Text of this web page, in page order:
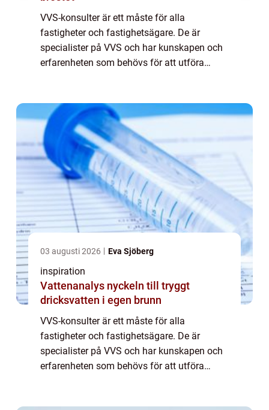
VVS-konsulter är ett måste för alla
fastigheter och fastighetsägare. De är
specialister på VVS och har kunskapen och
erfarenheten som behövs för att utföra
03 augusti 2026 Eva Sjöberg
inspiration
Vattenanalys nyckeln till tryggt
dricksvatten i egen brunn
VVS-konsulter är ett måste för alla
fastigheter och fastighetsägare. De är
specialister på VVS och har kunskapen och
erfarenheten som behövs för att utföra